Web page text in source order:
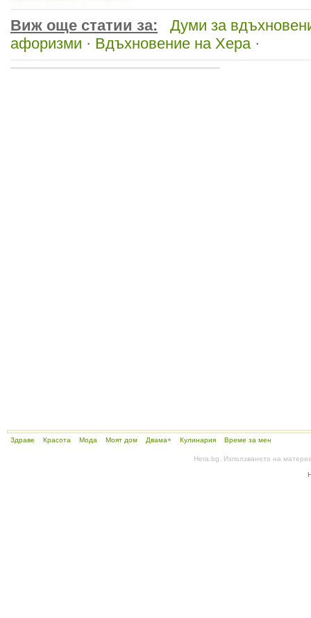
Виж още статии за:
Думи за
афоризми · Вдъхновение на Хера·
Здраве Красота Мода Моят дом Двама+ Кулинария Време за мен
Hera.bg. Използването на